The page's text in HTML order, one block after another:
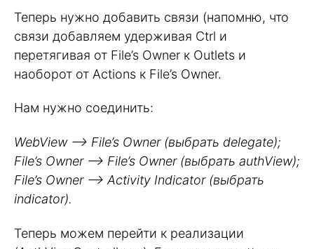
Теперь нужно добавить связи (напомню, что
связи добавляем удерживая Ctrl и
перетягивая от File’s Owner к Outlets и
наоборот от Actions к File’s Owner.
Нам нужно соединить:
WebView –> File’s Owner (выбрать delegate);
File’s Owner –> File’s Owner (выбрать authView);
File’s Owner –> Activity Indicator (выбрать
indicator).
Теперь можем перейти к реализации